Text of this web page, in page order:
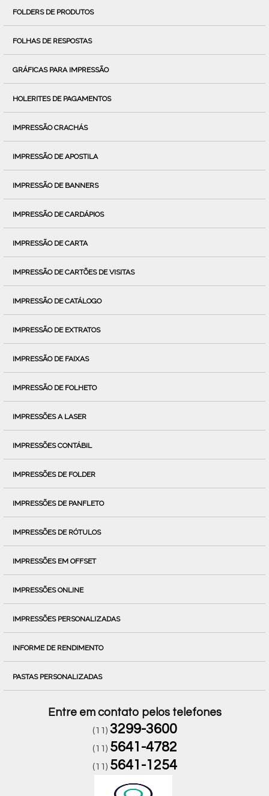
FOLDERS DE PRODUTOS
FOLHAS DE RESPOSTAS
GRÁFICAS PARA IMPRESSÃO
HOLERITES DE PAGAMENTOS
IMPRESSÃO CRACHÁS
IMPRESSÃO DE APOSTILA
IMPRESSÃO DE BANNERS
IMPRESSÃO DE CARDÁPIOS
IMPRESSÃO DE CARTA
IMPRESSÃO DE CARTÕES DE VISITAS
IMPRESSÃO DE CATÁLOGO
IMPRESSÃO DE EXTRATOS
IMPRESSÃO DE FAIXAS
IMPRESSÃO DE FOLHETO
IMPRESSÕES A LASER
IMPRESSÕES CONTÁBIL
IMPRESSÕES DE FOLDER
IMPRESSÕES DE PANFLETO
IMPRESSÕES DE RÓTULOS
IMPRESSÕES EM OFFSET
IMPRESSÕES ONLINE
IMPRESSÕES PERSONALIZADAS
INFORME DE RENDIMENTO
PASTAS PERSONALIZADAS
Entre em contato pelos telefones
(11) 3299-3600
(11) 5641-4782
(11) 5641-1254